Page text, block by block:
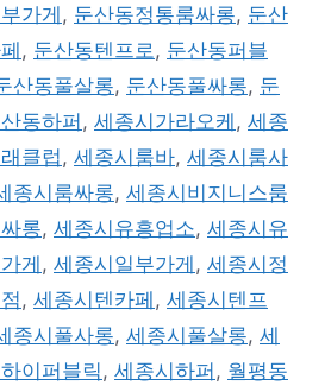
가게 , 둔산동정통룸싸롱, 둔산
, 둔산동텐프로 , 둔산동퍼블
산동풀살롱, 둔산동풀싸롱, 둔
동하퍼, 세종시가라오케 , 세종
클럽 , 세종시룸바, 세종시룸사
종시룸싸롱, 세종시비지니스룸
롱, 세종시유흥업소, 세종시유
게 , 세종시일부가게 , 세종시정
, 세종시텐카페 , 세종시텐프
종시풀사롱, 세종시풀살롱, 세
이퍼블릭 , 세종시하퍼 , 월평동